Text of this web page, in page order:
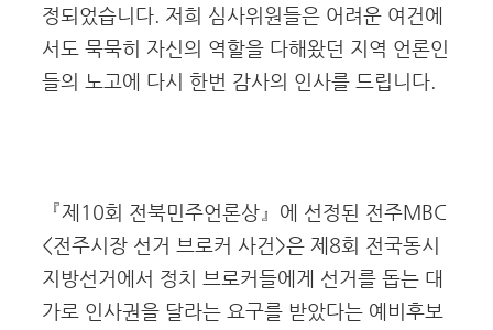
정되었습니다. 저희 심사위원들은 어려운 여건에
서도 묵묵히 자신의 역할을 다해왔던 지역 언론인
들의 노고에 다시 한번 감사의 인사를 드립니다.
『제 10회 전북민주언론상』에 선정된 전주MBC
<전주시장 선거 브로커 사건>은 제8회 전국동시
지방선거에서 정치 브로커들에게 선거를 돕는 대
가로 인사권을 달라는 요구를 받았다는 예비후보